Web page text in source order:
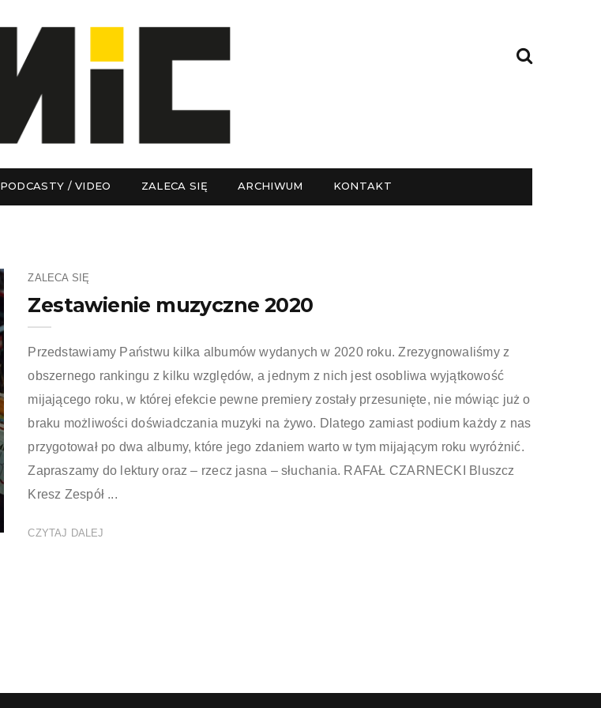
PODCASTY / VIDEO ZALECA SIĘ ARCHIWUM KONTAKT
ZALECA SIĘ
Zestawienie muzyczne 2020
Przedstawiamy Państwu kilka albumów wydanych w 2020 roku. Zrezygnowaliśmy z
obszernego rankingu z kilku względów, a jednym z nich jest osobliwa wyjątkowość
mijającego roku, w której efekcie pewne premiery zostały przesunięte, nie mówiąc już o
braku możliwości doświadczania muzyki na żywo. Dlatego zamiast podium każdy z nas
przygotował po dwa albumy, które jego zdaniem warto w tym mijającym roku wyróżnić.
Zapraszamy do lektury oraz – rzecz jasna – słuchania. RAFAŁ CZARNECKI Bluszcz
Kresz Zespół ...
CZYTAJ DALEJ